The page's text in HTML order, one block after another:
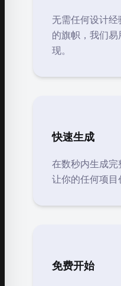
无需任何设计
的旗帜，我们
现。
快速生成
在数秒内生成完
让你的任何项目
免费开始